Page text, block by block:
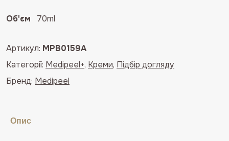
Об'єм 70ml
Артикул: MPB0159A
Категорії: Medipeel+, Креми, Підбір догляду
Бренд: Medipeel
Опис